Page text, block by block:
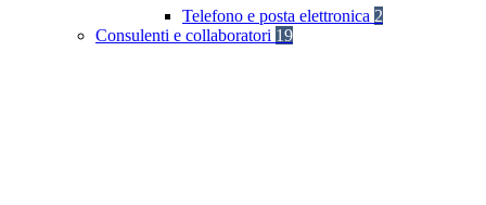
Telefono e posta elettronica 2
Consulenti e collaboratori 19